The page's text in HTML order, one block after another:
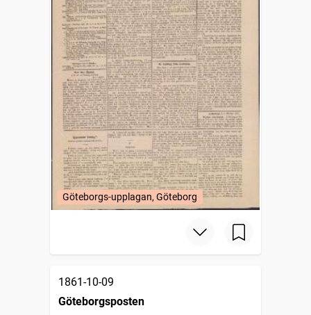
Göteborgs-upplagan, Göteborg
1861-10-09
Göteborgsposten